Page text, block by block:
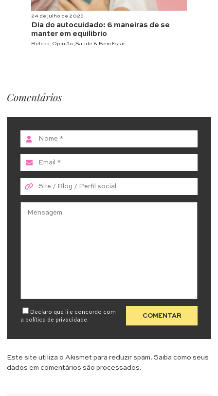
24 de julho de 2025
Dia do autocuidado: 6 maneiras de se
manter em equilíbrio
Beleza , Opinião , Saúde & Bem Estar
Comentários
Declaro que li e concordo com
a política de privacidade.
Este site utiliza o Akismet para reduzir spam. Saiba como seus
dados em comentários são processados.